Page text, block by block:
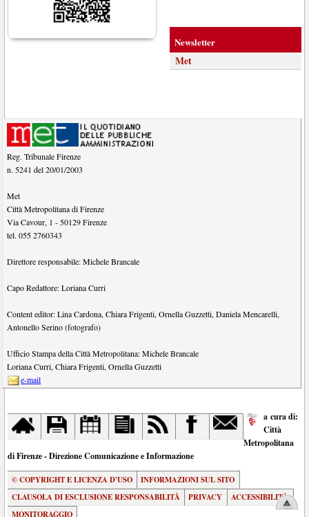
Newsletter
Met
Reg. Tribunale Firenze
n. 5241 del 20/01/2003
Met
Città Metropolitana di Firenze
Via Cavour, 1 - 50129 Firenze
tel.055 2760343
Direttore responsabile:Michele Brancale
Capo Redattore:Loriana Curri
Content editor:Lina Cardona,Chiara Frigenti,Ornella Guzzetti,Daniela Mencarelli,
Antonello Serino (fotografo)
Ufficio Stampa della Città Metropolitana:Michele Brancale
Loriana Curri,Chiara Frigenti,Ornella Guzzetti
e-mail
a cura di:
Città
Metropolitana
di Firenze - Direzione Comunicazione e Informazione
© COPYRIGHT E LICENZA D'USO
INFORMAZIONI SUL SITO
CLAUSOLA DI ESCLUSIONE RESPONSABILITÀ
PRIVACY
ACCESSIBILITÀ
MONITORAGGIO